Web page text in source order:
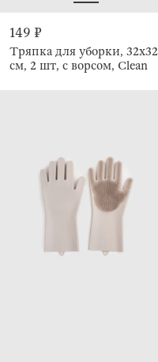
149 ₽
Тряпка для уборки, 32х32
см, 2 шт, с ворсом, Clean